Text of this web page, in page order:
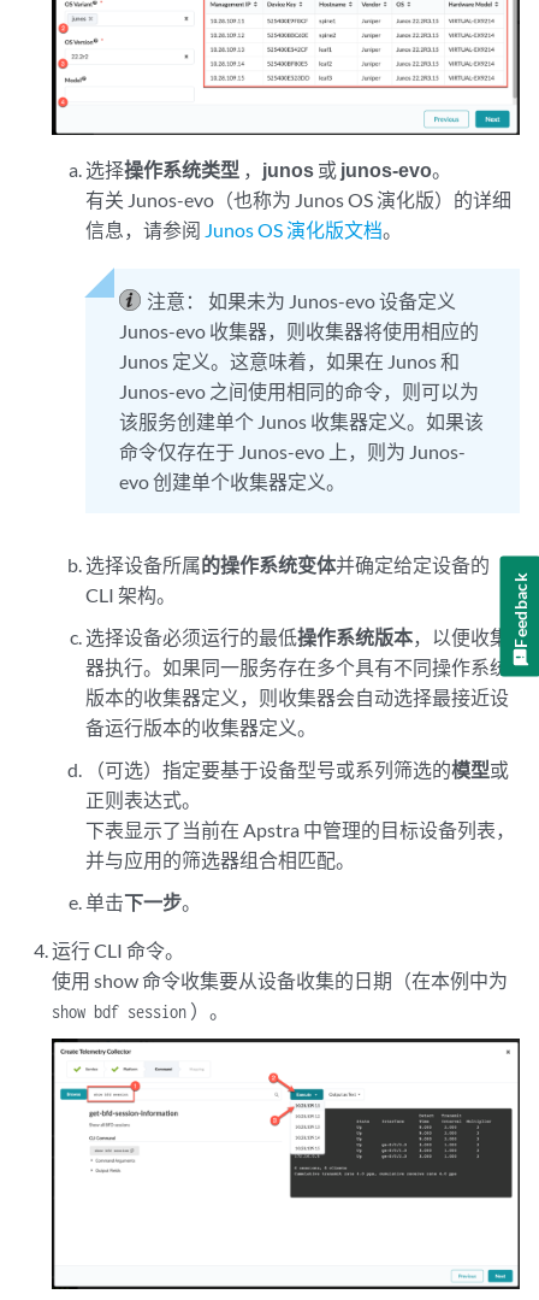
选择操作系统类型 ， junos或 junos-evo。
有关 Junos-evo（也称为 Junos OS 演化版）的详细
信息，请参阅 Junos OS 演化版文档。
注意：
如果未为 Junos-evo 设备定义
Junos-evo 收集器，则收集器将使用相应的
Junos 定义。这意味着，如果在 Junos 和
Junos-evo 之间使用相同的命令，则可以为
该服务创建单个 Junos 收集器定义。如果该
命令仅存在于 Junos-evo 上，则为 Junos-
evo 创建单个收集器定义。
选择设备所属的操作系统变体并确定给定设备的
CLI 架构。
选择设备必须运行的最低操作系统版本，以便收集
器执行。如果同一服务存在多个具有不同操作系统
版本的收集器定义，则收集器会自动选择最接近设
备运行版本的收集器定义。
（可选）指定要基于设备型号或系列筛选的模型或
正则表达式。
下表显示了当前在 Apstra 中管理的目标设备列表，
并与应用的筛选器组合相匹配。
单击下一步。
运行 CLI 命令。
使用 show 命令收集要从设备收集的日期（在本例中为
show bdf session ）。
Feedback